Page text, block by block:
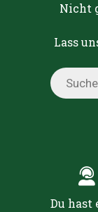
Nicht
Lass
search
Du hast